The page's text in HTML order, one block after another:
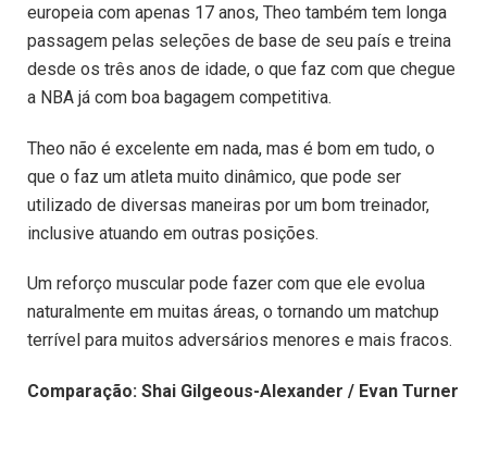
europeia com apenas 17 anos, Theo também tem longa
passagem pelas seleções de base de seu país e treina
desde os três anos de idade, o que faz com que chegue
a NBA já com boa bagagem competitiva.
Theo não é excelente em nada, mas é bom em tudo, o
que o faz um atleta muito dinâmico, que pode ser
utilizado de diversas maneiras por um bom treinador,
inclusive atuando em outras posições.
Um reforço muscular pode fazer com que ele evolua
naturalmente em muitas áreas, o tornando um matchup
terrível para muitos adversários menores e mais fracos.
Comparação: Shai Gilgeous-Alexander / Evan Turner